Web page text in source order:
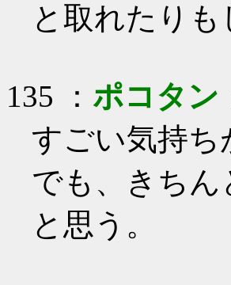
と取れたり
135 ： ポコタン
すごい気持
でも、きち
と思う。